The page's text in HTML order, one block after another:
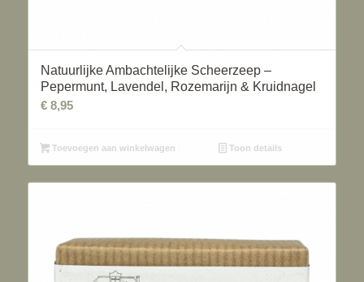
Natuurlijke Ambachtelijke Scheerzeep –
Pepermunt, Lavendel, Rozemarijn & Kruidnagel
€8,95
Toevoegen aan winkelwagen Toon details